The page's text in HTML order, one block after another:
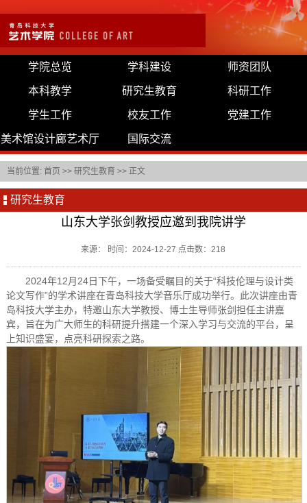
学院总览 学科建设 师资团队
本科教学 研究生教育 科研工作
学生工作 校友工作 党建工作
美术馆设计廊艺术厅 国际交流
当前位置: 首页 >> 研究生教育 >> 正文
研究生教育
山东大学张剑教授应邀到我院讲学
来源： 时间：2024-12-27 点击数：218
2024年12月24日下午，一场备受瞩目的关于“科技伦理与设计类
论文写作”的学术讲座在青岛科技大学音乐厅成功举行。此次讲座由青
岛科技大学主办，特邀山东大学教授、博士生导师张剑担任主讲嘉
宾，旨在为广大师生的科研提升搭建一个深入学习与交流的平台，呈
上知识盛宴，点亮科研探索之路。